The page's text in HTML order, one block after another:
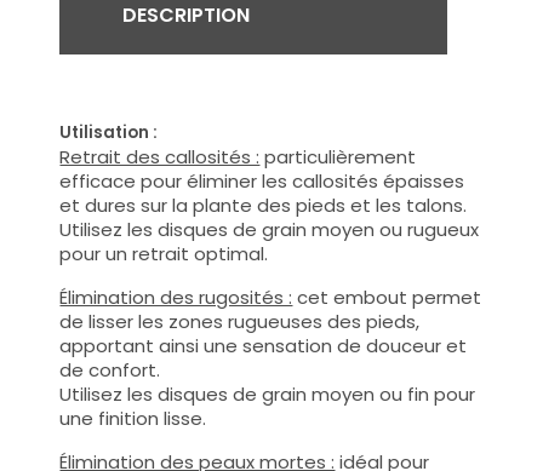
DESCRIPTION
Utilisation :
Retrait des callosités : particulièrement
efficace pour éliminer les callosités épaisses
et dures sur la plante des pieds et les talons.
Utilisez les disques de grain moyen ou rugueux
pour un retrait optimal.
Élimination des rugosités : cet embout permet
de lisser les zones rugueuses des pieds,
apportant ainsi une sensation de douceur et
de confort.
Utilisez les disques de grain moyen ou fin pour
une finition lisse.
Élimination des peaux mortes : idéal pour